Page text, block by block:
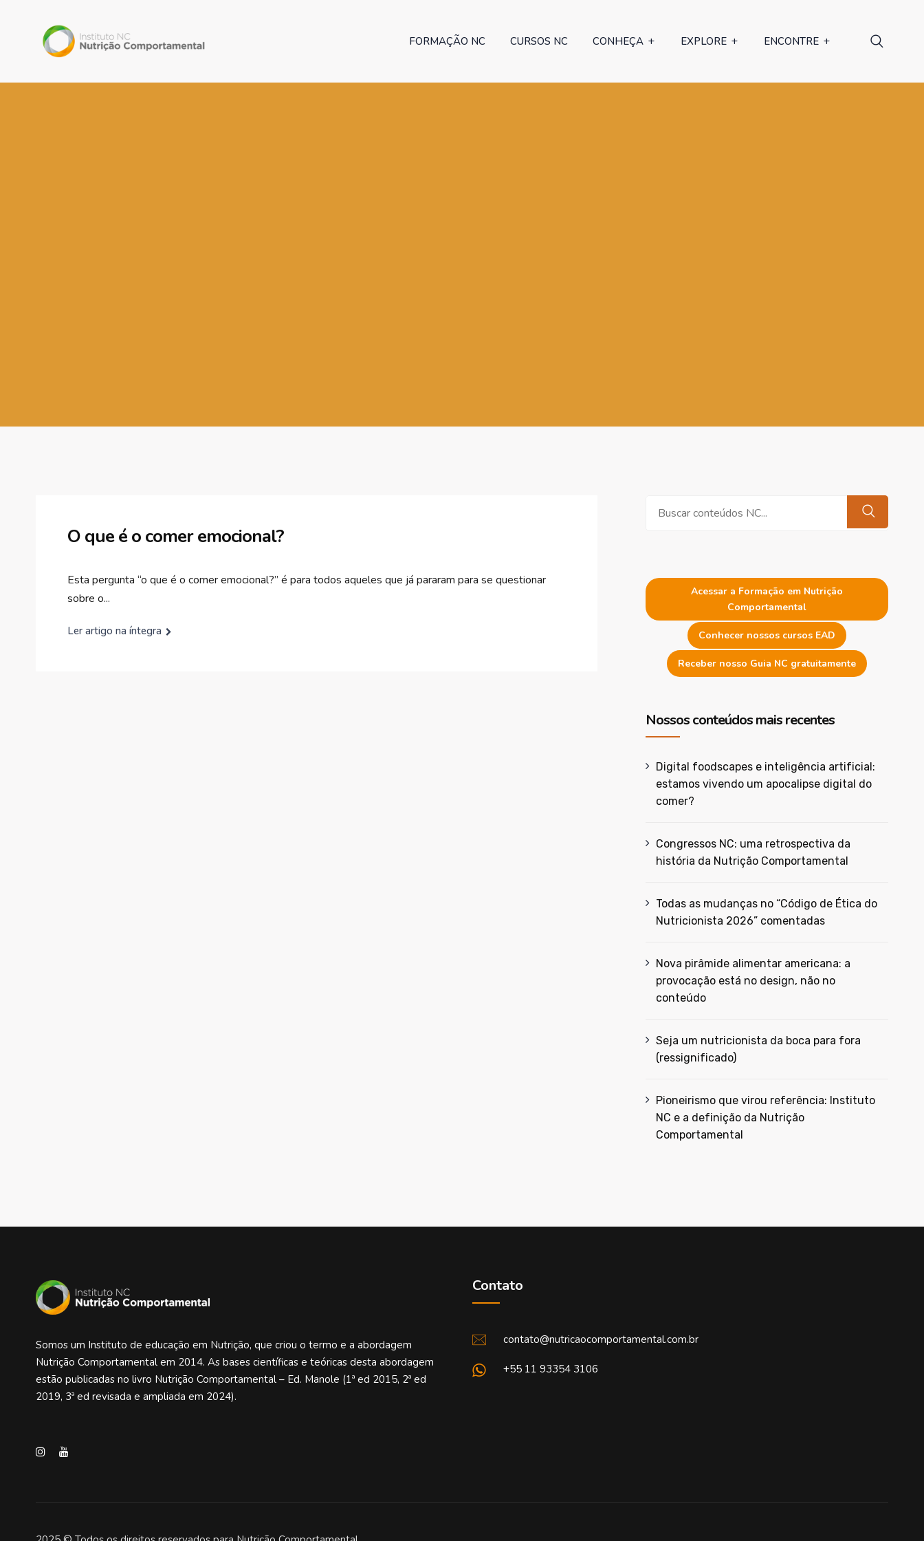
FORMAÇÃO NC CURSOS NC CONHEÇA EXPLORE ENCONTRE
O que é o comer emocional?
Esta pergunta “o que é o comer emocional?” é para todos aqueles que já pararam para se questionar
sobre o...
Ler artigo na íntegra
Acessar a Formação em Nutrição
Comportamental
Conhecer nossos cursos EAD
Receber nosso Guia NC gratuitamente
Nossos conteúdos mais recentes
Digital foodscapes e inteligência artificial:
estamos vivendo um apocalipse digital do
comer?
Congressos NC: uma retrospectiva da
história da Nutrição Comportamental
Todas as mudanças no “Código de Ética do
Nutricionista 2026” comentadas
Nova pirâmide alimentar americana: a
provocação está no design, não no
conteúdo
Seja um nutricionista da boca para fora
(ressignificado)
Pioneirismo que virou referência: Instituto
NC e a definição da Nutrição
Comportamental
Somos um Instituto de educação em Nutrição, que criou o termo e a abordagem
Nutrição Comportamental em 2014. As bases científicas e teóricas desta abordagem
estão publicadas no livro Nutrição Comportamental – Ed. Manole (1ª ed 2015, 2ª ed
2019, 3ª ed revisada e ampliada em 2024).
Contato
contato@nutricaocomportamental.com.br
+55 11 93354 3106